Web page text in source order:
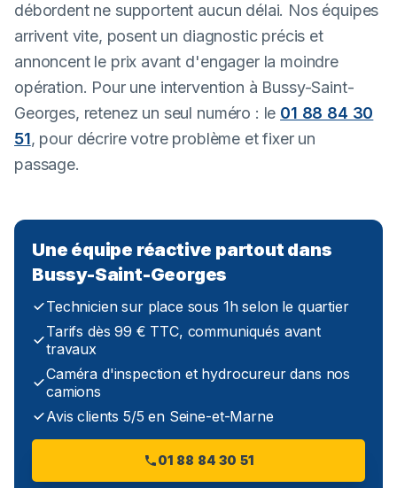
débordent ne supportent aucun délai. Nos équipes
arrivent vite, posent un diagnostic précis et
annoncent le prix avant d'engager la moindre
opération. Pour une intervention à Bussy-Saint-
Georges, retenez un seul numéro : le 01 88 84 30
51, pour décrire votre problème et fixer un
passage.
Une équipe réactive partout dans
Bussy-Saint-Georges
Technicien sur place sous 1h selon le quartier
Tarifs dès 99 € TTC, communiqués avant
travaux
Caméra d'inspection et hydrocureur dans nos
camions
Avis clients 5/5 en Seine-et-Marne
01 88 84 30 51